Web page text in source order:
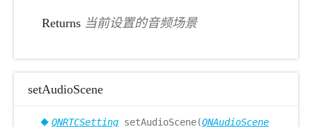
Returns 当前设置的音频场景
setAudioScene
QNRTCSetting setAudioScene(QNAudioScene